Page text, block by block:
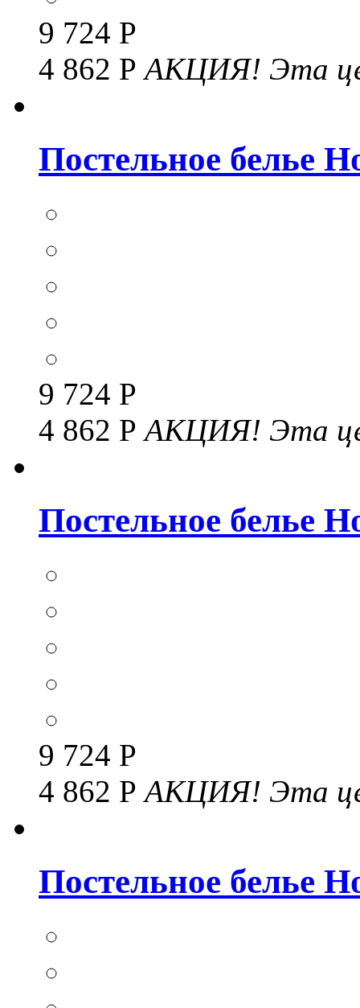
9 724 Р
4 862 РАКЦИЯ! Эта
Постельное белье
9 724 Р
4 862 РАКЦИЯ! Эта
Постельное белье
9 724 Р
4 862 РАКЦИЯ! Эта
Постельное белье